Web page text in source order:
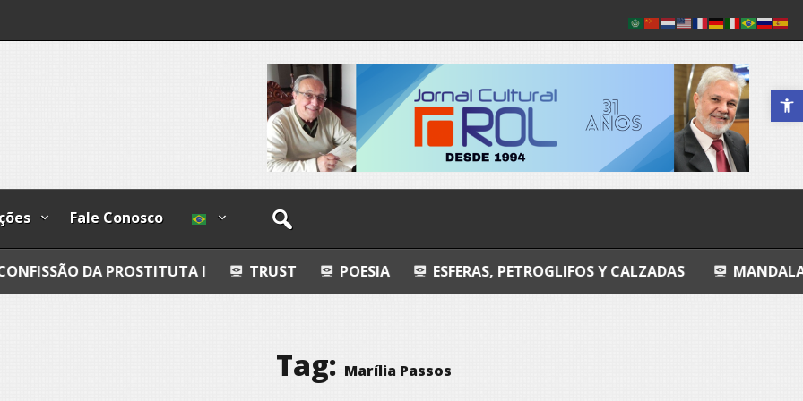
Abrir a
Fale Conosco
I TRUST POESIA ESFERAS, PETROGLIFOS Y CALZADAS MANDALA
Tag: Marília Passos